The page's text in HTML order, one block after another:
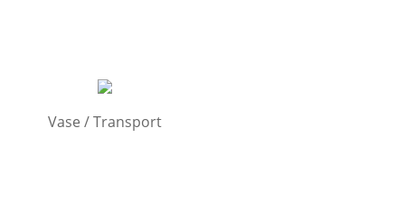
Vase / Transport